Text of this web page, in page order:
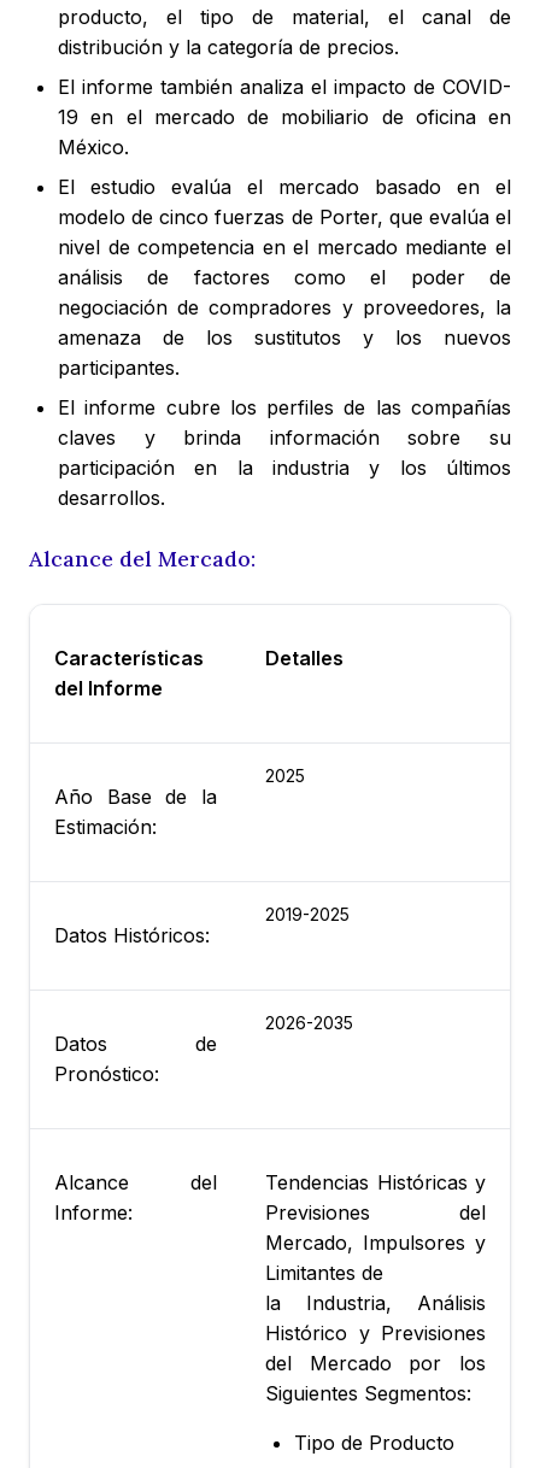
producto, el tipo de material, el canal de
distribución y la categoría de precios.
El informe también analiza el impacto de COVID-
19 en el mercado de mobiliario de oficina en
México.
El estudio evalúa el mercado basado en el
modelo de cinco fuerzas de Porter, que evalúa el
nivel de competencia en el mercado mediante el
análisis de factores como el poder de
negociación de compradores y proveedores, la
amenaza de los sustitutos y los nuevos
participantes.
El informe cubre los perfiles de las compañías
claves y brinda información sobre su
participación en la industria y los últimos
desarrollos.
Alcance del Mercado:
Características
del Informe
Detalles
Año Base de la
Estimación:
2025
Datos Históricos:
2019-2025
Datos de
Pronóstico:
2026-2035
Alcance del
Informe:
Tendencias Históricas y
Previsiones del
Mercado, Impulsores y
Limitantes de
la Industria, Análisis
Histórico y Previsiones
del Mercado por los
Siguientes Segmentos:
Tipo de Producto